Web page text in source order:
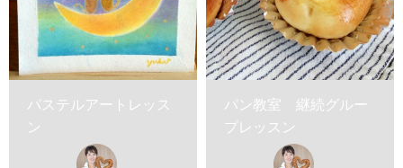
パステルアートレッス
ン
パン教室 継続グルー
プレッスン